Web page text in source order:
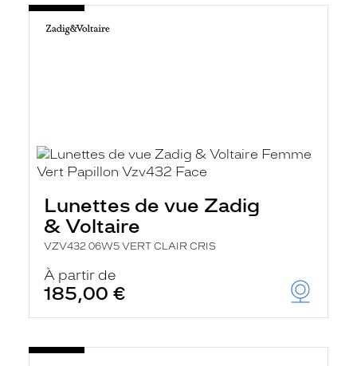
Lunettes de vue Zadig
& Voltaire
VZV432 06W5 VERT CLAIR CRIS
À partir de
185,00 €